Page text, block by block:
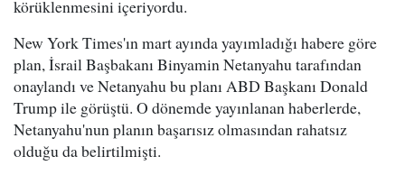
körüklenmesini içeriyordu.
New York Times'ın mart ayında yayımladığı habere göre
plan, İsrail Başbakanı Binyamin Netanyahu tarafından
onaylandı ve Netanyahu bu planı ABD Başkanı Donald
Trump ile görüştü. O dönemde yayınlanan haberlerde,
Netanyahu'nun planın başarısız olmasından rahatsız
olduğu da belirtilmişti.